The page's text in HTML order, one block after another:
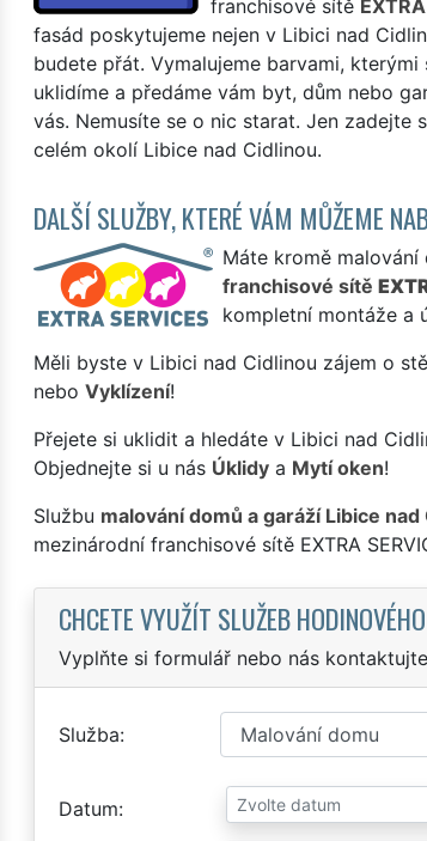
franchisové sítě
fasád poskytujeme nejen v Libici nad
budete přát. Vymalujeme barvami,
uklidíme a předáme vám byt, dům nebo
vás. Nemusíte se o nic starat. Jen zadejte
celém okolí Libice nad Cidlinou.
DALŠÍ SLUŽBY, KTERÉ VÁM MŮŽEME
Máte kromě
franchisové sítě
kompletní montáže a
Měli byste v Libici nad Cidlinou zájem o
nebo Vyklízení!
Přejete si uklidit a hledáte v Libici nad
Objednejte si u nás Úklidya Mytí oken!
Službu malování domů a garáží Libice nad
mezinárodní franchisové sítě EXTRA
CHCETE VYUŽÍT SLUŽEB
Vyplňte si formulář nebo nás
Služba
Datum